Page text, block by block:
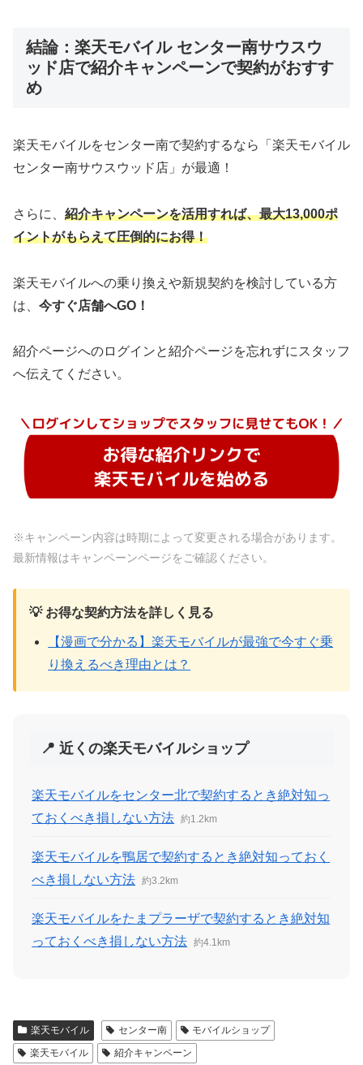
結論：楽天モバイル センター南サウスウ
ッド店で紹介キャンペーンで契約がおすす
め
楽天モバイルをセンター南で契約するなら「楽天モバイル
センター南サウスウッド店」が最適！
さらに、 紹介キャンペーンを活用すれば、最大13,000ポ
イントがもらえて圧倒的にお得！
楽天モバイルへの乗り換えや新規契約を検討している方
は、 今すぐ店舗へGO！
紹介ページへのログインと紹介ページを忘れずにスタッフ
へ伝えてください。
※キャンペーン内容は時期によって変更される場合があります。
最新情報はキャンペーンページをご確認ください。
💡 お得な契約方法を詳しく見る
【漫画で分かる】楽天モバイルが最強で今すぐ乗
り換えるべき理由とは？
📍 近くの楽天モバイルショップ
楽天モバイルをセンター北で契約するとき絶対知っ
ておくべき損しない方法 約1.2km
楽天モバイルを鴨居で契約するとき絶対知っておく
べき損しない方法 約3.2km
楽天モバイルをたまプラーザで契約するとき絶対知
っておくべき損しない方法 約4.1km
楽天モバイル センター南
モバイルショップ
楽天モバイル
紹介キャンペーン